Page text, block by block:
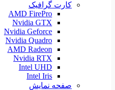
کارت گرافیک
AMD FirePro
Nvidia GTX
Nvidia Geforce
Nvidia Quadro
AMD Radeon
Nvidia RTX
Intel UHD
Intel Iris
صفحه نمایش